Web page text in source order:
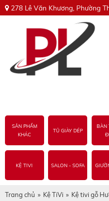
278 Lê Văn Khương, Phường
SẢN PHẨM
KHÁC
TỦ GIÀY DÉP
BÀN
KỆ TIVI SALON - SOFA
Trang chủ » Kệ TiVi » Kệ tivi gỗ